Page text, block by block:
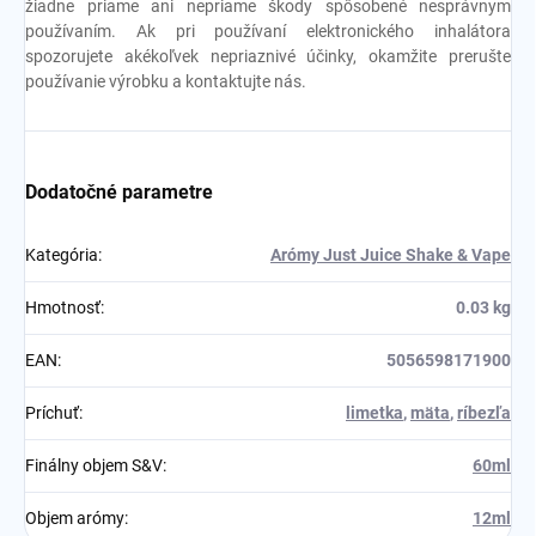
žiadne priame ani nepriame škody spôsobené nesprávnym
používaním. Ak pri používaní elektronického inhalátora
spozorujete akékoľvek nepriaznivé účinky, okamžite prerušte
používanie výrobku a kontaktujte nás.
Dodatočné parametre
Kategória: Arómy Just Juice Shake & Vape
Hmotnosť: 0.03 kg
EAN: 5056598171900
Príchuť: limetka,mäta,ríbezľa
Finálny objem S&V: 60ml
Objem arómy: 12ml